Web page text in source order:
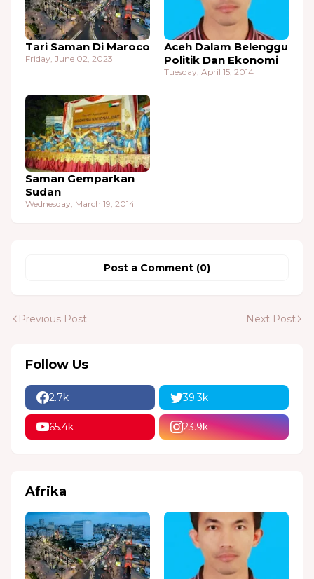
Tari Saman Di Maroco
Friday, June 02, 2023
Aceh Dalam Belenggu
Politik Dan Ekonomi
Tuesday, April 15, 2014
Saman Gemparkan
Sudan
Wednesday, March 19, 2014
Post a Comment (0)
Previous Post Next Post
Follow Us
2.7k 39.3k
65.4k 23.9k
Afrika